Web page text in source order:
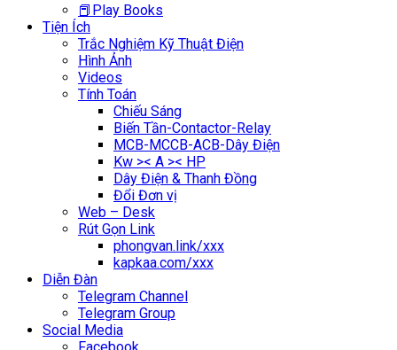
📕Play Books
Tiện Ích
Trắc Nghiệm Kỹ Thuật Điện
Hình Ảnh
Videos
Tính Toán
Chiếu Sáng
Biến Tần-Contactor-Relay
MCB-MCCB-ACB-Dây Điện
Kw >< A >< HP
Dây Điện & Thanh Đồng
Đổi Đơn vị
Web – Desk
Rút Gọn Link
phongvan.link/xxx
kapkaa.com/xxx
Diễn Đàn
Telegram Channel
Telegram Group
Social Media
Facebook